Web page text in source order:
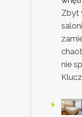
Zbyt
nie